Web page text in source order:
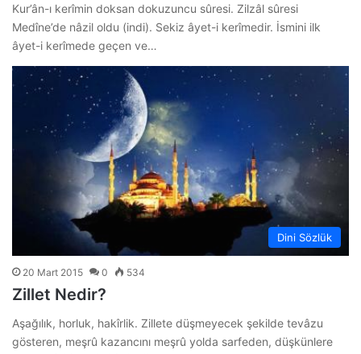
Kur’ân-ı kerîmin doksan dokuzuncu sûresi. Zilzâl sûresi
Medîne’de nâzil oldu (indi). Sekiz âyet-i kerîmedir. İsmini ilk
âyet-i kerîmede geçen ve…
Dini Sözlük
20 Mart 2015 0 534
Zillet Nedir?
Aşağılık, horluk, hakîrlik. Zillete düşmeyecek şekilde tevâzu
gösteren, meşrû kazancını meşrû yolda sarfeden, düşkünlere